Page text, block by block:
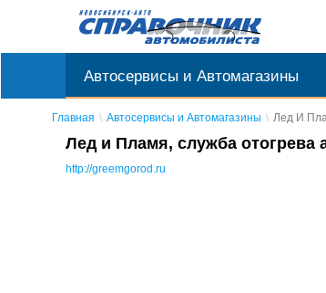
Автосервисы и Автомагазины
Главная Автосервисы и Автомагазины Лед И
Лед и Пламя, служба отогрева
http://greemgorod.ru